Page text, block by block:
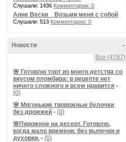
Слушали: 1436 Комментарии: 0
Анне Вески _ Возьми меня с собой
Слушали: 513 Комментарии: 0
-
Новости
Все (4787)
🌸 Готовлю торт из моего детства со
вкусом пломбира: в рецепте нет
ничего сложного и всем нравится -
(0)
🌸 Мягонькие творожные булочки
без дрожжей - (0)
🌸Пирожное на десерт. Готовлю,
когда мало времени, без выпечки и
духовки. - (0)